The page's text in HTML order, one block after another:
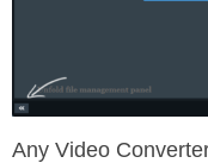
Any Video